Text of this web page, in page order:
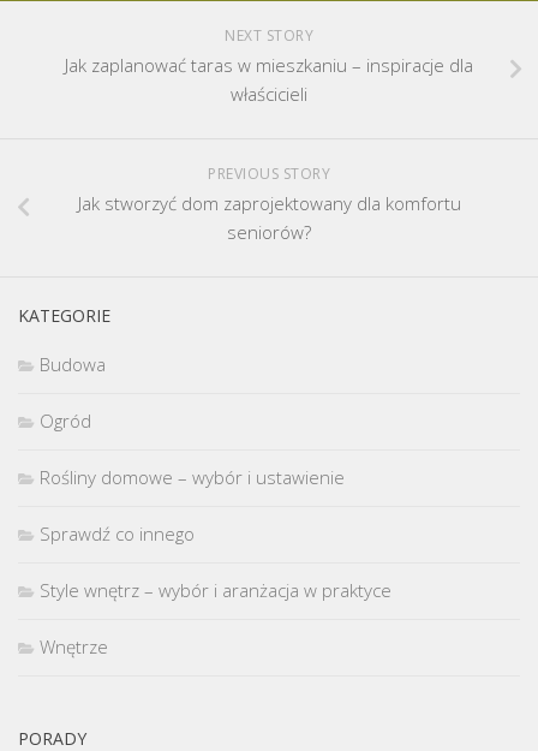
NEXT STORY
Jak zaplanować taras w mieszkaniu – inspiracje dla
właścicieli
PREVIOUS STORY
Jak stworzyć dom zaprojektowany dla komfortu
seniorów?
KATEGORIE
Budowa
Ogród
Rośliny domowe – wybór i ustawienie
Sprawdź co innego
Style wnętrz – wybór i aranżacja w praktyce
Wnętrze
PORADY